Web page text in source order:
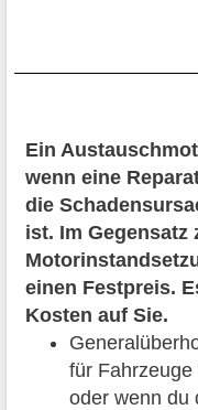
Ein
wenn eine
die
ist. Im Gegensatz
einen Festpreis.
Kosten auf Sie.
für
oder wenn du